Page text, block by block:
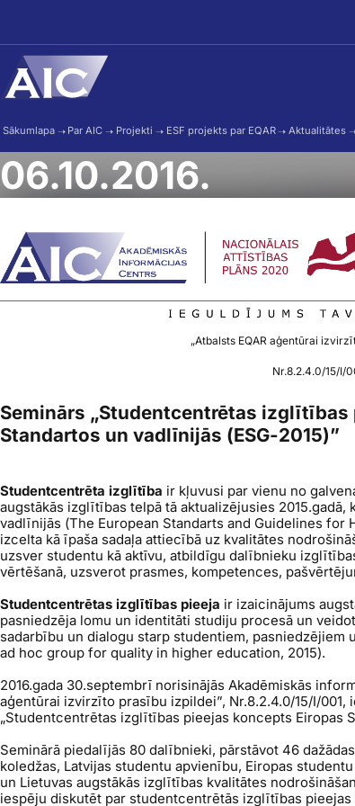
Sākumlapa ➝ Par AIC ➝ Projekti ➝ ESF projekts par EQAR➝ Aktualitātes
06.10.2016.
„Atbalsts EQAR aģentūrai
Nr.8.2.4.0/15/I/
Seminārs „Studentcentrētas izglītības
Standartos un vadlīnijās (ESG-2015)”
Studentcentrēta izglītība ir kļuvusi par vienu no
augstākās izglītības telpā tā aktualizējusies 2015.gadā,
vadlīnijās (The European Standarts and Guidelines for
izcelta kā īpaša sadaļa attiecībā uz kvalitātes
uzsver studentu kā aktīvu, atbildīgu dalībnieku
vērtēšanā, uzsverot prasmes, kompetences,
Studentcentrētas izglītības pieeja ir izaicinājums
pasniedzēja lomu un identitāti studiju procesā un
sadarbību un dialogu starp studentiem, pasniedzējiem
ad hoc group for quality in higher education, 2015).
2016.gada 30.septembrī norisinājās Akadēmiskās
aģentūrai izvirzīto prasību izpildei”, Nr.8.2.4.0/15/I/001,
„Studentcentrētas izglītības pieejas koncepts Eiropas
Seminārā piedalījās 80 dalībnieki, pārstāvot 46
koledžas, Latvijas studentu apvienību, Eiropas
un Lietuvas augstākās izglītības kvalitātes
iespēju diskutēt par studentcentrētās izglītības